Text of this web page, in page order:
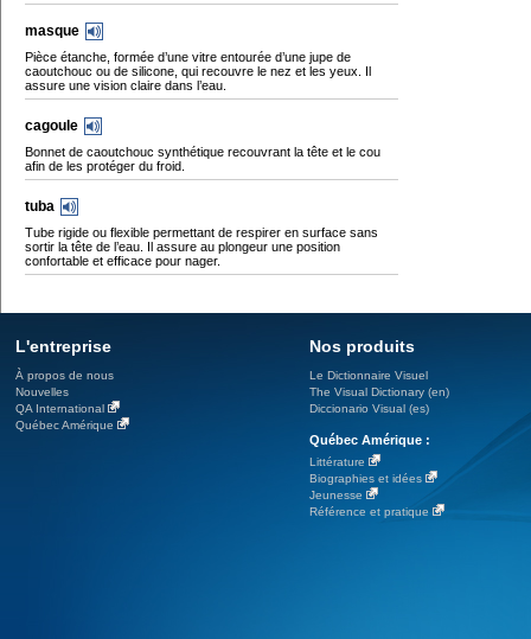
masque
Pièce étanche, formée d’une vitre entourée d’une jupe de
caoutchouc ou de silicone, qui recouvre le nez et les yeux. Il
assure une vision claire dans l’eau.
cagoule
Bonnet de caoutchouc synthétique recouvrant la tête et le cou
afin de les protéger du froid.
tuba
Tube rigide ou flexible permettant de respirer en surface sans
sortir la tête de l’eau. Il assure au plongeur une position
confortable et efficace pour nager.
L'entreprise
À propos de nous
Nouvelles
QA International
Québec Amérique
Nos produits
Le Dictionnaire Visuel
The Visual Dictionary (en)
Diccionario Visual (es)
Québec Amérique :
Littérature
Biographies et idées
Jeunesse
Référence et pratique